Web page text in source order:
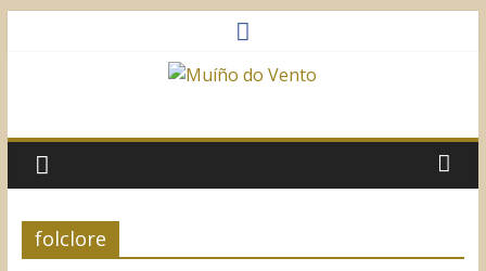
do
Vento
folclore